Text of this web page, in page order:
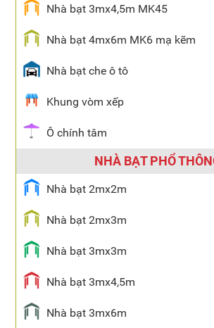
Nhà bạt 3mx4,5m MK45
Nhà bạt 4mx6m MK6 mạ kẽm
Nhà bạt che ô tô
Khung vòm xếp
Ô chính tâm
NHÀ BẠT PHỔ
Nhà bạt 2mx2m
Nhà bạt 2mx3m
Nhà bạt 3mx3m
Nhà bạt 3mx4,5m
Nhà bạt 3mx6m